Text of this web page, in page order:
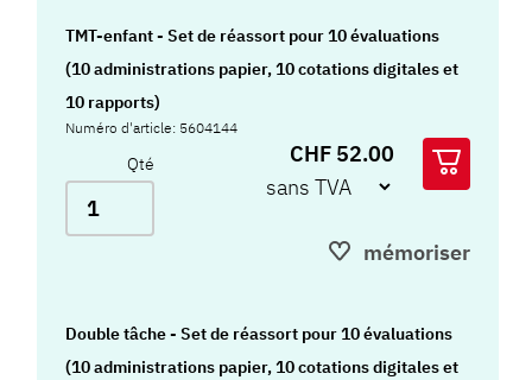
TMT-enfant - Set de réassort pour 10 évaluations
(10 administrations papier, 10 cotations digitales et
10 rapports)
Numéro d'article: 5604144
Qté CHF 52.00
mémoriser
Double tâche - Set de réassort pour 10 évaluations
(10 administrations papier, 10 cotations digitales et